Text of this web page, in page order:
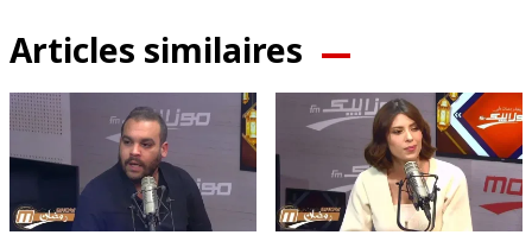
Articles similaires